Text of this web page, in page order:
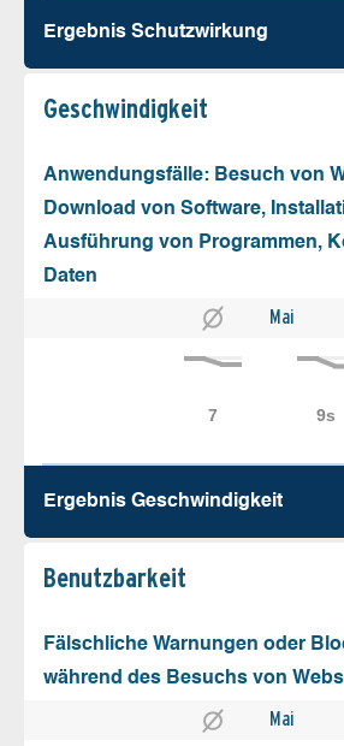
Ergebnis Schutz­wirkung
Geschw­indigkeit
Anwendungsfälle: Besuch von
Download von Software,
Ausführung von Programmen,
Daten
Mai
Ergebnis Geschw­indigkeit
Benutz­barkeit
Fälschliche Warnungen oder
während des Besuchs von
Mai